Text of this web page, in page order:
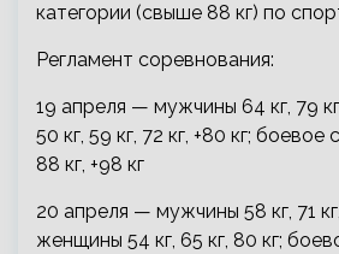
категории (свыше 88 кг) по
Регламент соревнования:
19 апреля — мужчины 64 кг, 79
50 кг, 59 кг, 72 кг, +80 кг; боевое
88 кг, +98 кг
20 апреля — мужчины 58 кг, 71 кг,
женщины 54 кг, 65 кг, 80 кг;